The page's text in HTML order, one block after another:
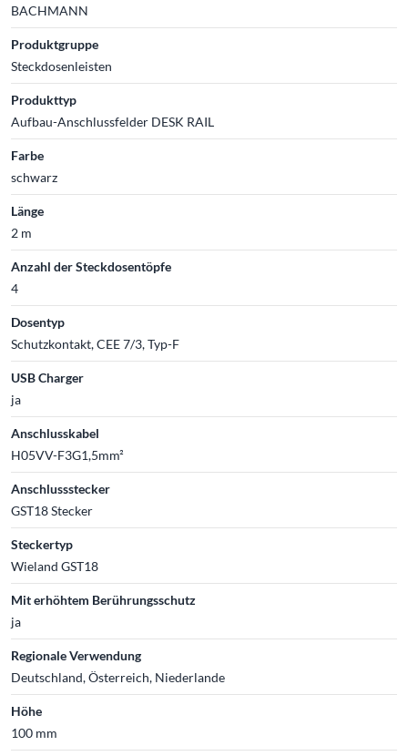
BACHMANN
Produktgruppe
Steckdosenleisten
Produkttyp
Aufbau-Anschlussfelder DESK RAIL
Farbe
schwarz
Länge
2 m
Anzahl der Steckdosentöpfe
4
Dosentyp
Schutzkontakt, CEE 7/3, Typ-F
USB Charger
ja
Anschlusskabel
H05VV-F3G1,5mm²
Anschlussstecker
GST18 Stecker
Steckertyp
Wieland GST18
Mit erhöhtem Berührungsschutz
ja
Regionale Verwendung
Deutschland, Österreich, Niederlande
Höhe
100 mm